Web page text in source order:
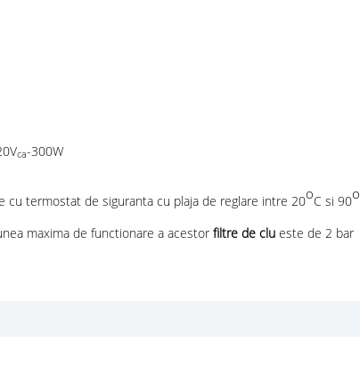
ca-300W
cu termostat de siguranta cu plaja de reglare intre 20oC si 90o
maxima de functionare a acestor filtre de clu este de 2 bar